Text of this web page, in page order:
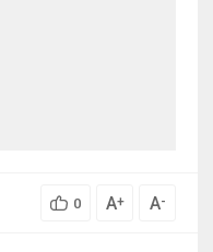
0 A+ A-